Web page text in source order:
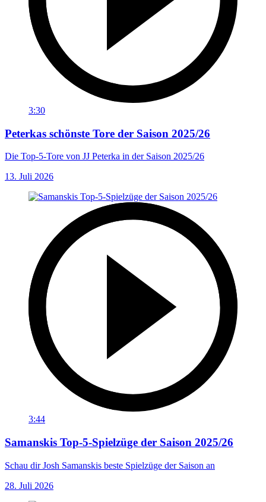
3:30
Peterkas schönste Tore der Saison 2025/26
Die Top-5-Tore von JJ Peterka in der Saison 2025/26
13. Juli 2026
3:44
Samanskis Top-5-Spielzüge der Saison 2025/26
Schau dir Josh Samanskis beste Spielzüge der Saison an
28. Juli 2026